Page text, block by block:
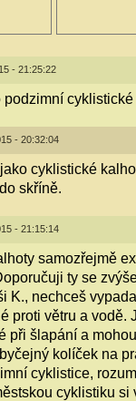
- 21:25:22
podzimní
- 20:32:04
cyklistické
skříně.
- 21:15:14
samozřejmě
ty se
K., nechceš
proti větru a
při šlapání a
kolíček na
cyklistice,
cyklistiku